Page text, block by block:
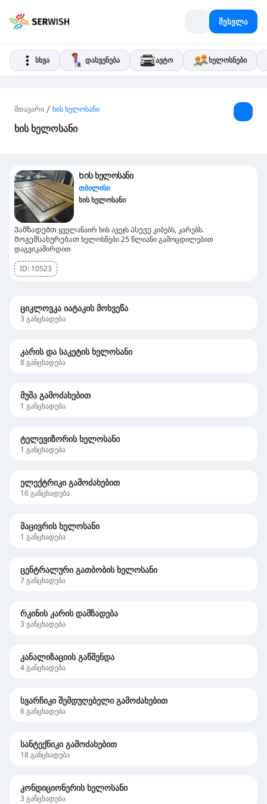
შესვლა
სხვა დასვენება ავტო ხელოსნები
მთავარი / ხის ხელოსანი
ხის ხელოსანი
Ხის ხელოსანი
თბილისი
ხის ხელოსანი
Ვამზადებთ ყველანაირ ხის ავეჯს Ასევე კიბებს, კარებს.
Მოგემსახურებათ ხელოსნები 25 წლიანი გამოცდილებით
დაგვიკაშირდით
ID: 10523
ციკლოვკა იატაკის მოხვეწა
3 განცხადება
კარის და საკეტის ხელოსანი
8განცხადება
მუშა გამოძახებით
1 განცხადება
ტელევიზორის ხელოსანი
1 განცხადება
ელექტრიკი გამოძახებით
16განცხადება
მაცივრის ხელოსანი
1 განცხადება
ცენტრალური გათბობის ხელოსანი
7განცხადება
რკინის კარის დამზადება
3 განცხადება
კანალიზაციის გაწმენდა
4განცხადება
სვარჩიკი შემდუღებელი გამოძახებით
6განცხადება
სანტექნიკი გამოძახებით
18განცხადება
კონდიციონერის ხელოსანი
3 განცხადება